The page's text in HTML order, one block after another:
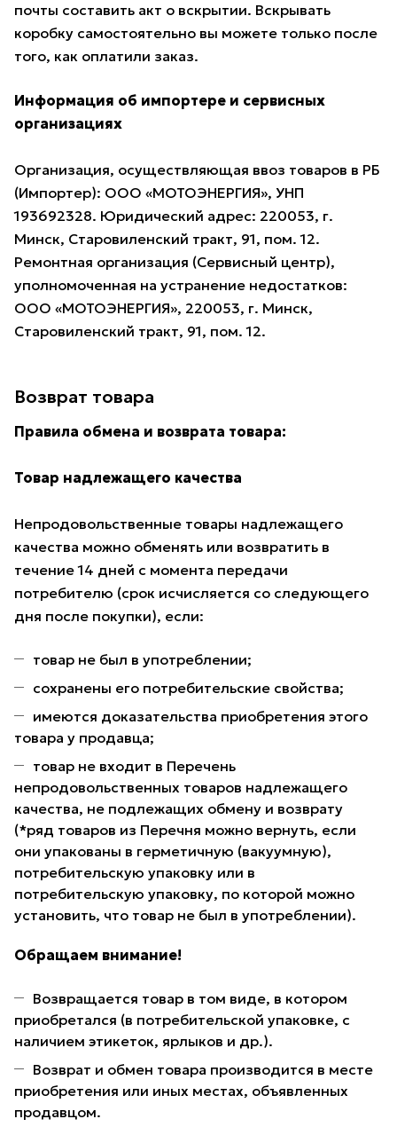
почты составить акт о вскрытии. Вскрывать
коробку самостоятельно вы можете только после
того, как оплатили заказ.
Информация об импортере и сервисных
организациях
Организация, осуществляющая ввоз товаров в РБ
(Импортер): ООО «МОТОЭНЕРГИЯ», УНП
193692328. Юридический адрес: 220053, г.
Минск, Старовиленский тракт, 91, пом. 12.
Ремонтная организация (Сервисный центр),
уполномоченная на устранение недостатков:
ООО «МОТОЭНЕРГИЯ», 220053, г. Минск,
Старовиленский тракт, 91, пом. 12.
Возврат товара
Правила обмена и возврата товара:
Товар надлежащего качества
Непродовольственные товары надлежащего
качества можно обменять или возвратить в
течение 14 дней с момента передачи
потребителю (срок исчисляется со следующего
дня после покупки), если:
товар не был в употреблении;
сохранены его потребительские свойства;
имеются доказательства приобретения этого
товара у продавца;
товар не входит в Перечень
непродовольственных товаров надлежащего
качества, не подлежащих обмену и возврату
(*ряд товаров из Перечня можно вернуть, если
они упакованы в герметичную (вакуумную),
потребительскую упаковку или в
потребительскую упаковку, по которой можно
установить, что товар не был в употреблении).
Обращаем внимание!
Возвращается товар в том виде, в котором
приобретался (в потребительской упаковке, с
наличием этикеток, ярлыков и др.).
Возврат и обмен товара производится в месте
приобретения или иных местах, объявленных
продавцом.